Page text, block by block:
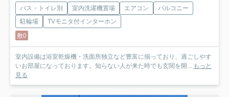
バス・トイレ別 室内洗濯機置場 エアコン
バルコニー
駐輪場
TVモニタ付インターホン
敷0
室内設備は浴室乾燥機・洗面所独立など豊富に揃っており、過ごしやす
いお部屋になっております。知らない人が来た時でも玄関を開... もっと
見る